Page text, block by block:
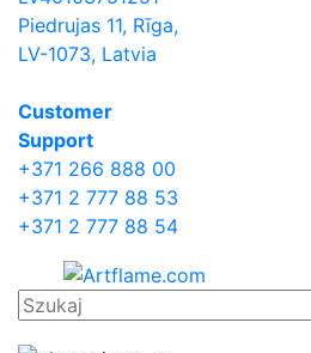
Piedrujas 11, Rīga,
LV-1073, Latvia
Сustomer
Support
+371 266 888 00
+371 2 777 88 53
+371 2 777 88 54